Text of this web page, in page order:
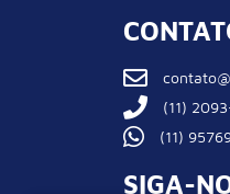
(11)
(11)
SIGA-